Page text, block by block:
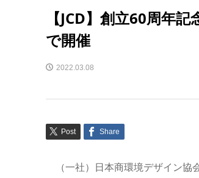
【JCD】創立60周年
で開催
2022.03.08
Post Share
（一社）日本商環境デザイン協